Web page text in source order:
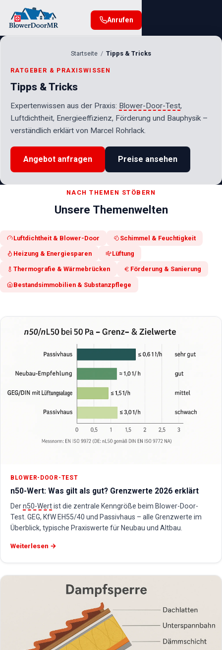
Anrufen
Startseite Tipps & Tricks
RATGEBER & PRAXISWISSEN
Tipps & Tricks
Expertenwissen aus der Praxis: Blower-Door-Test,
Luftdichtheit, Energieeffizienz, Förderung und Bauphysik –
verständlich erklärt von Marcel Rohrlack.
Angebot anfragen Preise ansehen
NACH THEMEN STÖBERN
Unsere Themenwelten
Luftdichtheit & Blower-Door Schimmel & Feuchtigkeit
Heizung & Energiesparen Lüftung
Thermografie & Wärmebrücken Förderung & Sanierung
Bestandsimmobilien & Substanzpflege
BLOWER-DOOR-TEST
n50-Wert: Was gilt als gut? Grenzwerte 2026 erklärt
Dern50-Wertist die zentrale Kenngröße beim Blower-Door-
Test. GEG, KfW EH55/40 und Passivhaus – alle Grenzwerte im
Überblick, typische Praxiswerte für Neubau und Altbau.
Weiterlesen →